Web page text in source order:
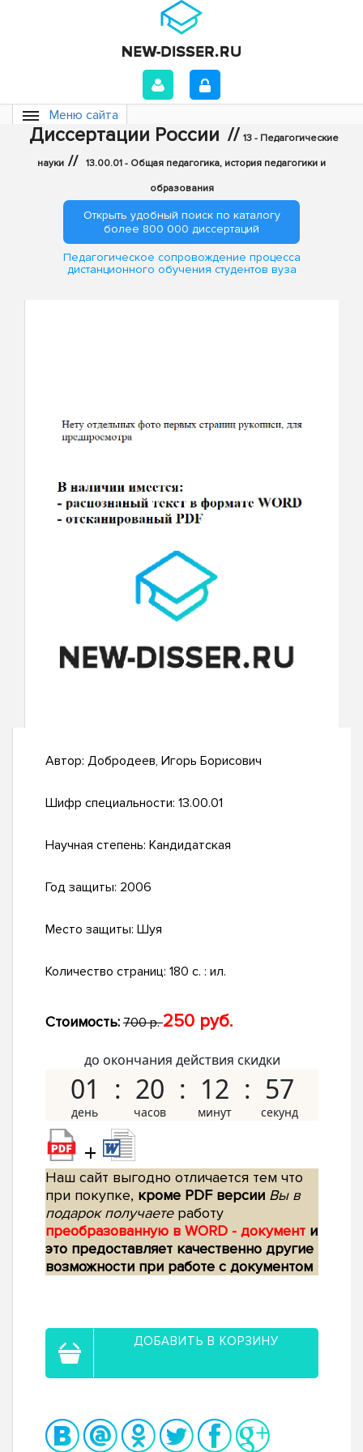
Меню сайта
Диссертации России // 13 - Педагогические
науки // 13.00.01 - Общая педагогика, история педагогики и
образования
Открыть удобный поиск по каталогу
более 800 000 диссертаций
Педагогическое сопровождение процесса
дистанционного обучения студентов вуза
Автор: Добродеев, Игорь Борисович
Шифр специальности: 13.00.01
Научная степень: Кандидатская
Год защиты: 2006
Место защиты: Шуя
Количество страниц: 180 с. : ил.
Стоимость: 700 р.250 руб.
до окончания действия скидки
01 20 12 56
+
Наш сайт выгодно отличается тем что
при покупке, кроме PDF версии Вы в
подарок получаетеработу
преобразованную в WORD - документ и
это предоставляет качественно другие
возможности при работе с документом
ДОБАВИТЬ В КОРЗИНУ